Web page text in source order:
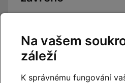
Na vašem
záleží
K správnému fungování